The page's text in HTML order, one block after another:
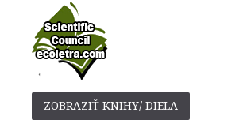
ZOBRAZIŤ KNIHY/ DIELA